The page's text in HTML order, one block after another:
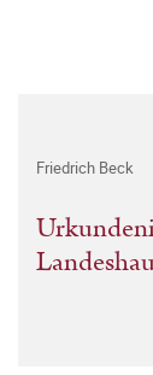
Friedrich Beck